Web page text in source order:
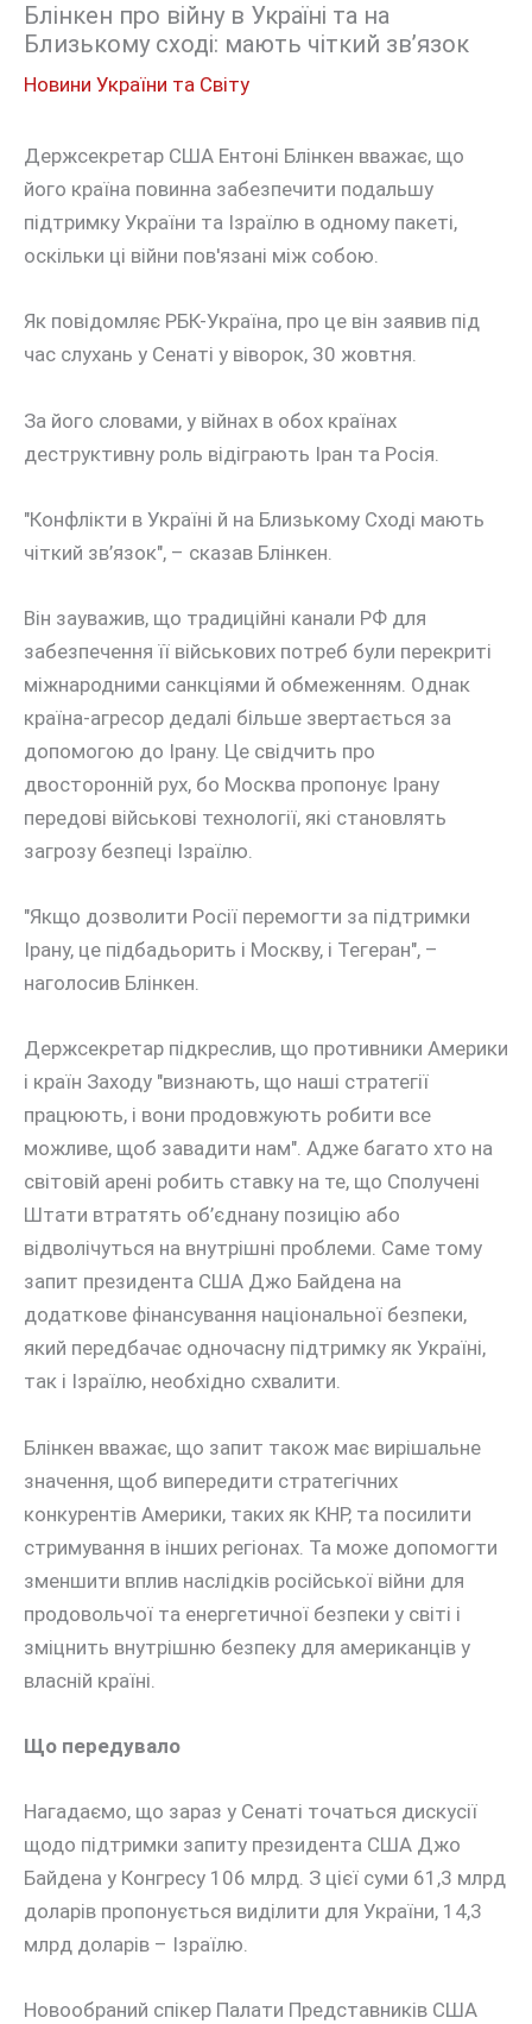
Блінкен про війну в Україні та на
Близькому сході: мають чіткий зв’язок
Новини України та Світу
Держсекретар США Ентоні Блінкен вважає, що
його країна повинна забезпечити подальшу
підтримку України та Ізраїлю в одному пакеті,
оскільки ці війни пов'язані між собою.
Як повідомляє РБК-Україна, про це він заявив під
час слухань у Сенаті у віворок, 30 жовтня.
За його словами, у війнах в обох країнах
деструктивну роль відіграють Іран та Росія.
"Конфлікти в Україні й на Близькому Сході мають
чіткий зв’язок", – сказав Блінкен.
Він зауважив, що традиційні канали РФ для
забезпечення її військових потреб були перекриті
міжнародними санкціями й обмеженням. Однак
країна-агресор дедалі більше звертається за
допомогою до Ірану. Це свідчить про
двосторонній рух, бо Москва пропонує Ірану
передові військові технології, які становлять
загрозу безпеці Ізраїлю.
"Якщо дозволити Росії перемогти за підтримки
Ірану, це підбадьорить і Москву, і Тегеран", –
наголосив Блінкен.
Держсекретар підкреслив, що противники Америки
і країн Заходу "визнають, що наші стратегії
працюють, і вони продовжують робити все
можливе, щоб завадити нам". Адже багато хто на
світовій арені робить ставку на те, що Сполучені
Штати втратять об’єднану позицію або
відволічуться на внутрішні проблеми. Саме тому
запит президента США Джо Байдена на
додаткове фінансування національної безпеки,
який передбачає одночасну підтримку як Україні,
так і Ізраїлю, необхідно схвалити.
Блінкен вважає, що запит також має вирішальне
значення, щоб випередити стратегічних
конкурентів Америки, таких як КНР, та посилити
стримування в інших регіонах. Та може допомогти
зменшити вплив наслідків російської війни для
продовольчої та енергетичної безпеки у світі і
зміцнить внутрішню безпеку для американців у
власній країні.
Що передувало
Нагадаємо, що зараз у Сенаті точаться дискусії
щодо підтримки запиту президента США Джо
Байдена у Конгресу 106 млрд. З цієї суми 61,3 млрд
доларів пропонується виділити для України, 14,3
млрд доларів – Ізраїлю.
Новообраний спікер Палати Представників США